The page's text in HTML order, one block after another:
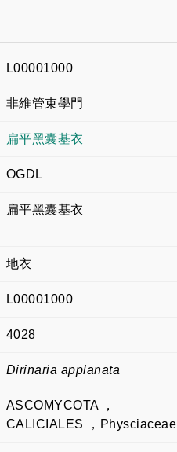
L00001000
非維管束學門
扁平黑囊基衣
OGDL
扁平黑囊基衣
地衣
L00001000
4028
Dirinaria applanata
ASCOMYCOTA ，
CALICIALES ，Physciaceae